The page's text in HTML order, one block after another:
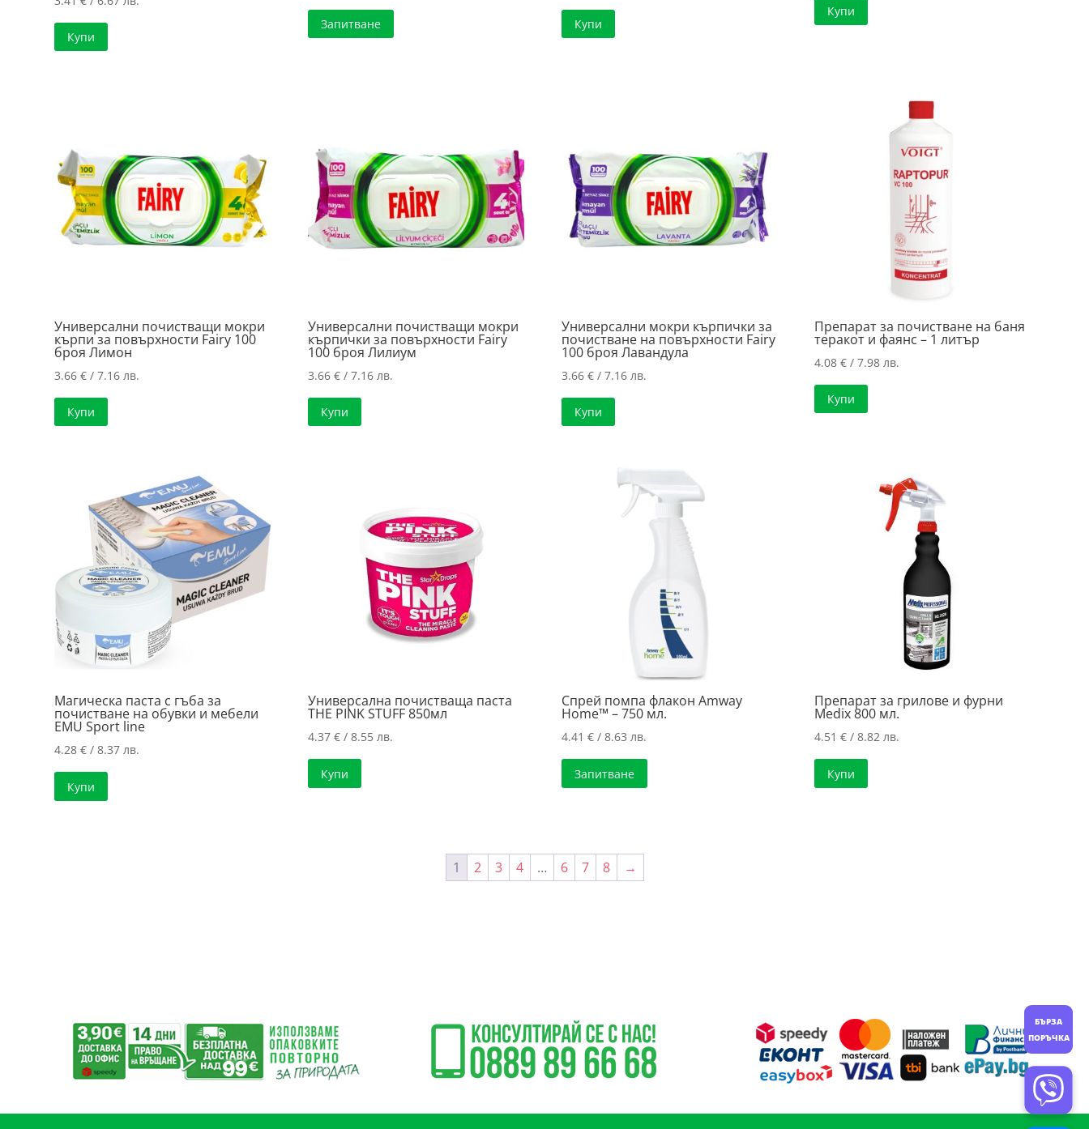
Купи
Запитване Купи
Купи
Универсални почистващи мокри
кърпи за повърхности Fairy 100
броя Лимон
3.66€ / 7.16 лв.
Купи
Универсални почистващи мокри
кърпички за повърхности Fairy
100 броя Лилиум
3.66 €/ 7.16 лв.
Купи
Универсални мокри кърпички за
почистване на повърхности Fairy
100 броя Лавандула
3.66 €/ 7.16 лв.
Купи
Препарат за почистване на баня
теракот и фаянс – 1 литър
4.08€ / 7.98 лв.
Купи
Магическа паста с гъба за
почистване на обувки и мебели
EMU Sport line
4.28€ / 8.37 лв.
Купи
Универсална почистваща паста
ТHE PINK STUFF 850мл
4.37 €/ 8.55 лв.
Купи
Спрей помпа флакон Amway
Home™ – 750 мл.
4.41 €/ 8.63 лв.
Запитване
Препарат за грилове и фурни
Medix 800 мл.
4.51€ / 8.82 лв.
Купи
1 2 3 4 … 6 7 8 →
БЪРЗА
ПОРЪЧКА